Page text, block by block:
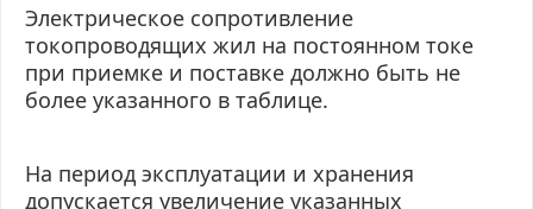
Электрическое сопротивление
токопроводящих жил на постоянном токе
при приемке и поставке должно быть не
более указанного в таблице.
На период эксплуатации и хранения
допускается увеличение указанных